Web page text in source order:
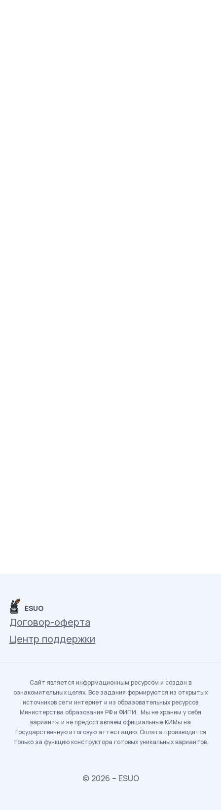
ESUO
Договор-оферта
Центр поддержки
Сайт является информационным ресурсом и создан в
ознакомительных целях. Все задания формируются из открытых
источников сети интернет и из образовательных ресурсов
Министерства образования РФ и ФИПИ. Мы не храним у себя
варианты и не предоставляем официальные КИМы на
Государственную итоговую аттестацию. Оплата производится
только за функцию конструктора готовых уникальных вариантов.
© 2026 – ESUO